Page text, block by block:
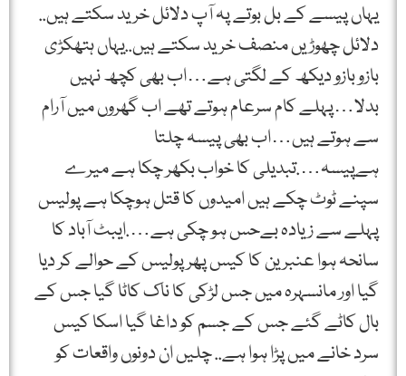
یہاں پیسے کے بل بوتے پہ آپ دلائل خرید سکتے ہیں..
دلائل چھوڑیں منصف خرید سکتے ہیں..یہاں ہتھکڑی
بازو بازو دیکھ کے لگتی ہے…اب بھی کچھ نہیں
بدلا…پہلے کام سرعام ہوتے تھے اب گھروں میں آرام
سے ہوتے ہیں…اب بھی پیسہ چلتا
ہےپیسہ….تبدیلی کا خواب بکھر چکا ہے میرے
سپنے ٹوٹ چکے ہیں امیدوں کا قتل ہوچکا ہے پولیس
پہلے سے زیادہ بےحس ہو چکی ہے….ایبٹ آباد کا
سانحہ ہوا عنبرین کا کیس پھر پولیس کے حوالے کر دیا
گیا اور مانسہرہ میں جس لڑکی کا ناک کاٹا گیا جس کے
بال کاٹے گئے جس کے جسم کو داغا گیا اسکا کیس
سرد خانے میں پڑا ہوا ہے.. چلیں ان دونوں واقعات کو